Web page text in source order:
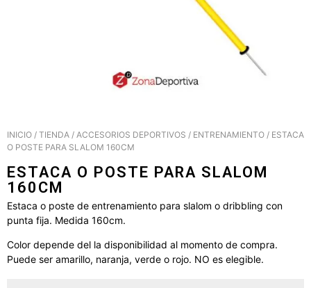
INICIO / TIENDA / ACCESORIOS DEPORTIVOS / ENTRENAMIENTO / ESTACA
O POSTE PARA SLALOM 160CM
ESTACA O POSTE PARA SLALOM
160CM
Estaca o poste de entrenamiento para slalom o dribbling con
punta fija. Medida 160cm.
Color depende del la disponibilidad al momento de compra.
Puede ser amarillo, naranja, verde o rojo. NO es elegible.